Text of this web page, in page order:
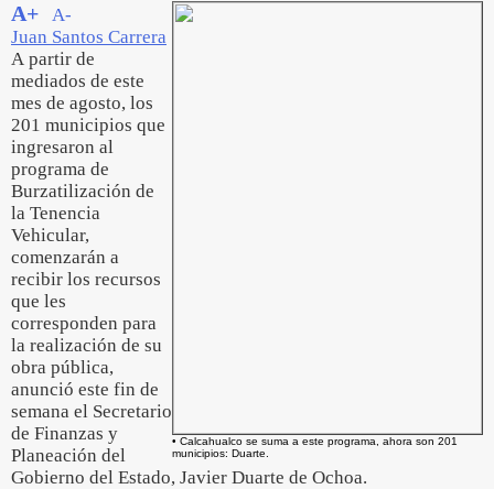
• Calcahualco se suma a este programa, ahora son 201
municipios: Duarte.
A+
A-
Juan Santos Carrera
A partir de
mediados de este
mes de agosto, los
201 municipios que
ingresaron al
programa de
Burzatilización de
la Tenencia
Vehicular,
comenzarán a
recibir los recursos
que les
corresponden para
la realización de su
obra pública,
anunció este fin de
semana el Secretario
de Finanzas y
Planeación del
Gobierno del Estado, Javier Duarte de Ochoa.